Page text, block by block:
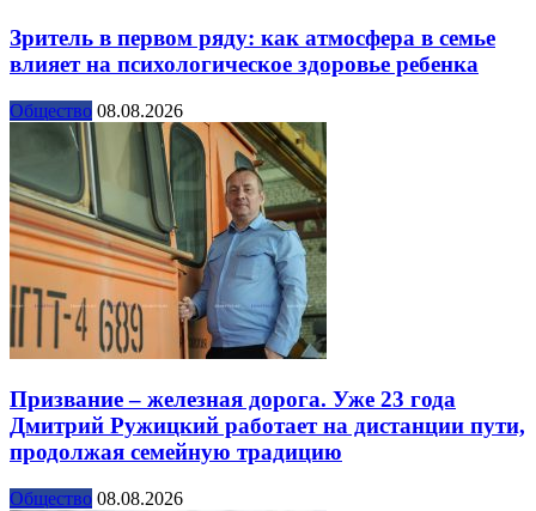
Зритель в первом ряду: как атмосфера в семье
влияет на психологическое здоровье ребенка
Общество 08.08.2026
Призвание – железная дорога. Уже 23 года
Дмитрий Ружицкий работает на дистанции пути,
продолжая семейную традицию
Общество 08.08.2026